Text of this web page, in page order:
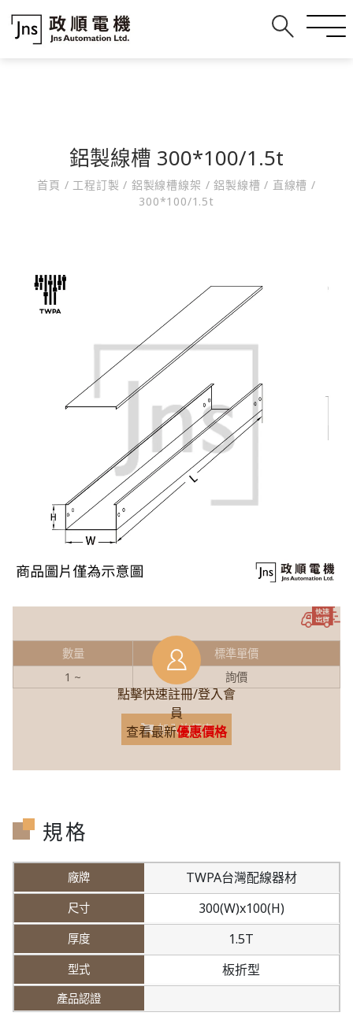
鋁製線槽 300*100/1.5t
首頁 / 工程訂製/ 鋁製線槽線架 / 鋁製線槽/ 直線槽 /
300*100/1.5t
點擊快速註冊/登入會
員
查看最新優惠價格
數量
標準單價
1 ~
詢價
加入詢價車
規格
TWPA台灣配線器材
300(W)x100(H)
1.5T
板折型